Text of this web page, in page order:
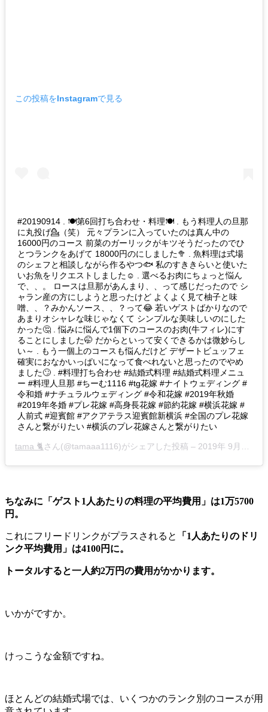
この投稿をInstagramで見る
#20190914 .‪ 🍽第6回打ち合わせ・料理🍽 .‬ ‪もう料理人の旦那
に丸投げ💁（笑）‬ ‪元々プランに入っていたのは真ん中の
16000円のコース 前菜のガーリックがキツそうだったのでひ
とつランクをあげて 18000円のにしました🥦 . 魚料理は式場
のシェフと相談しながら作るやつ🐟 私のすききらいと使いた
いお魚をリクエストしました☺️ . 選べるお肉にちょっと悩ん
で、、。 ロースは旦那があんまり、、って感じだったので シ
ャラン産の方にしようと思ったけど よくよく見て柚子と味
噌、、？みかんソース、、？って😂 若いゲストばかりなので
あまりオシャレな味じゃなくて シンプルな美味しいのにした
かった🤔 . 悩みに悩んで1個下のコースのお肉(牛フィレ)にす
ることにしました🤭 だからといって安くできるかは微妙らし
い～‬ . もう一個上のコースも悩んだけど デザートビュッフェ
確実におなかいっぱいになって食べれないと思ったのでやめ
ました🙄 . #料理打ち合わせ #結婚式料理 #結婚式料理メニュ
ー #料理人旦那 #ちーむ1116 #tg花嫁 #ナイトウェディング #
令和婚 #ナチュラルウェディング #令和花嫁 #2019年秋婚
#2019年冬婚 #プレ花嫁 #高身長花嫁 #節約花嫁 #横浜花嫁 #
人前式 #迎賓館 #アクアテラス迎賓館新横浜 #全国のプレ花嫁
さんと繋がりたい #横浜のプレ花嫁さんと繋がりたい
tama 🐈 さん(@tamaaa1116)がシェアした投稿 – 2019年 9月月14日午前6時47分PDT
ちなみに「ゲスト1人あたりの料理の平均費用」は1万5700
円。
これにフリードリンクがプラスされると
「1人あたりのドリ
ンク平均費用」は4100円に。
トータルすると一人約2万円の費用がかかります。
いかがですか。
けっこうな金額ですね。
ほとんどの結婚式場では、いくつかのランク別のコースが用